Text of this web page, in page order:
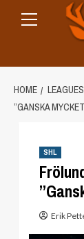
Menu
HOME LEAGUES
”GANSKA
SHL
Erik